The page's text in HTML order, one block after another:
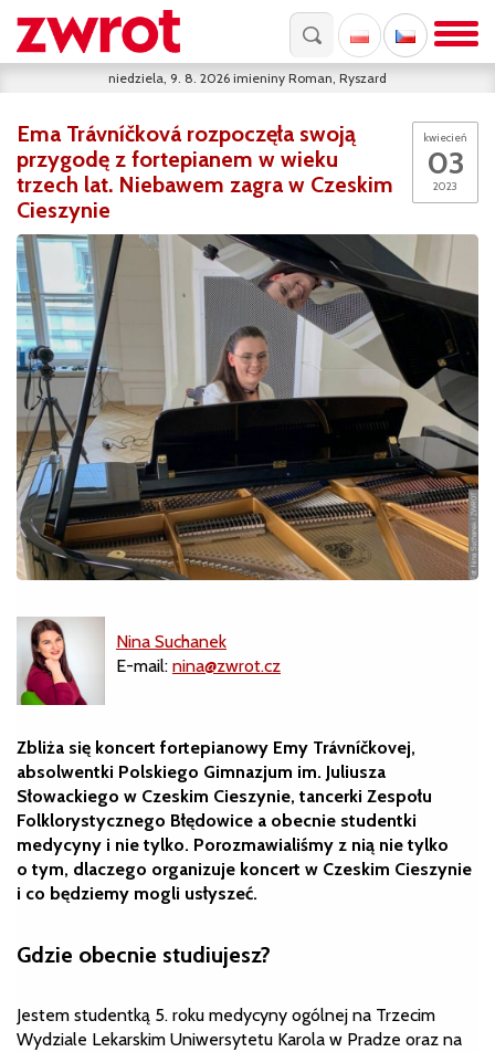
niedziela, 9. 8. 2026 imieniny Roman, Ryszard
kwiecień
03
2023
Ema Trávníčková rozpoczęła swoją
przygodę z fortepianem w wieku
trzech lat. Niebawem zagra w Czeskim
Cieszynie
Nina Suchanek
E-mail: nina@zwrot.cz
Zbliża się koncert fortepianowy Emy Trávníčkovej,
absolwentki Polskiego Gimnazjum im. Juliusza
Słowackiego w Czeskim Cieszynie, tancerki Zespołu
Folklorystycznego Błędowice a obecnie studentki
medycyny i nie tylko. Porozmawialiśmy z nią nie tylko
o tym, dlaczego organizuje koncert w Czeskim Cieszynie
i co będziemy mogli usłyszeć.
Gdzie obecnie studiujesz?
Jestem studentką 5. roku medycyny ogólnej na Trzecim
Wydziale Lekarskim Uniwersytetu Karola w Pradze oraz na